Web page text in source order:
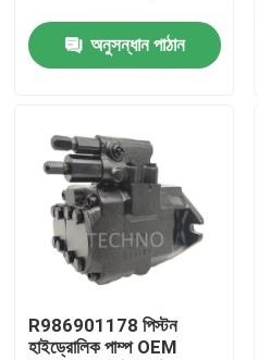
গুণমান নিয়ন্ত্রণ
আমাদের সাথে যোগাযোগ
খবর
একটি উদ্ধৃতি অনুরোধ করুন
বায়ুসংক্রান্ত পাইপ ফিটিং
অনুসন্ধান পাঠান
R986901178 পিস্টন
হাইড্রোলিক পাম্প OEM